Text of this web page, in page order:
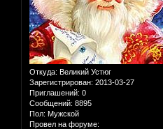
Откуда: Великий Устюг
Зарегистрирован: 2013-03-27
Приглашений: 0
Сообщений: 8895
Пол: Мужской
Провел на форуме: